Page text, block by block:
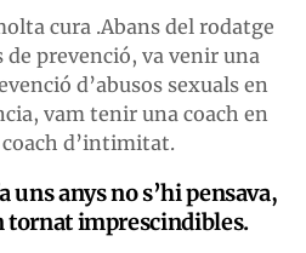
cura .Abans del rodatge
de prevenció, va venir una
d’abusos sexuals en
vam tenir una coach en
d’intimitat.
uns anys no s’hi pensava,
tornat imprescindibles.